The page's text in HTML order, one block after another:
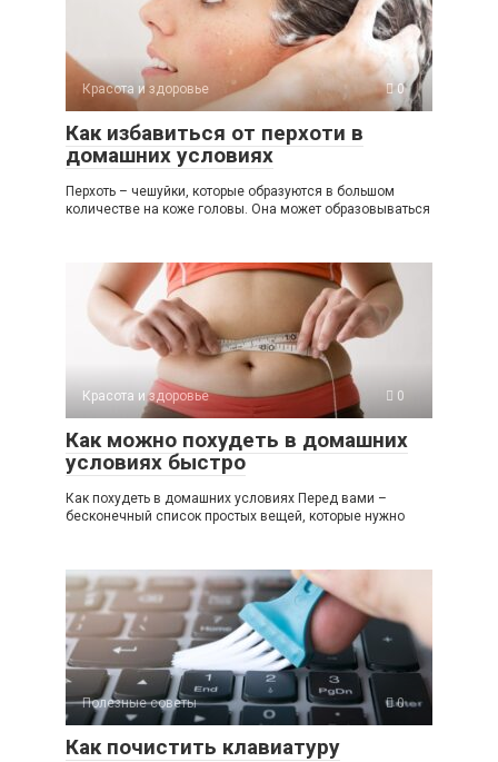
Красота и здоровье 0
Как избавиться от перхоти в
домашних условиях
Перхоть – чешуйки, которые образуются в большом
количестве на коже головы. Она может образовываться
Красота и здоровье 0
Как можно похудеть в домашних
условиях быстро
Как похудеть в домашних условиях Перед вами –
бесконечный список простых вещей, которые нужно
Полезные советы 0
Как почистить клавиатуру